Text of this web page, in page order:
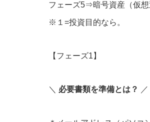
フェーズ5⇒暗号資産（仮
※１=投資目的なら。
【フェーズ1】
＼ 必要書類を準備とは？ ／